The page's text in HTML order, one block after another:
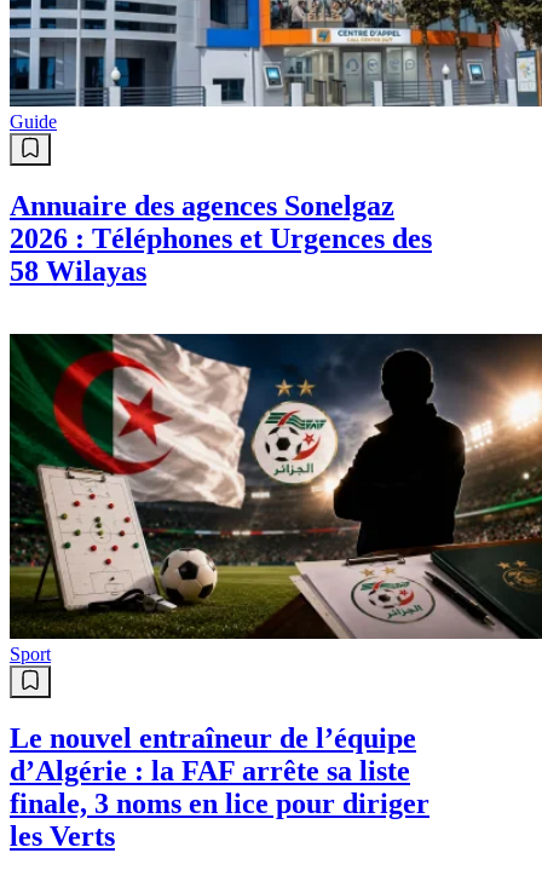
Guide
Annuaire des agences Sonelgaz
2026 : Téléphones et Urgences des
58 Wilayas
Sport
Le nouvel entraîneur de l’équipe
d’Algérie : la FAF arrête sa liste
finale, 3 noms en lice pour diriger
les Verts